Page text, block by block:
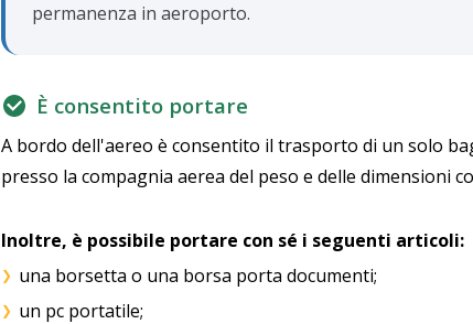
permanenza in aeroporto.
È consentito portare
A bordo dell'aereo è consentito il trasporto di un solo
presso la compagnia aerea del peso e delle dimensioni
Inoltre, è possibile portare con sé i seguenti articoli:
una borsetta o una borsa porta documenti;
un pc portatile;